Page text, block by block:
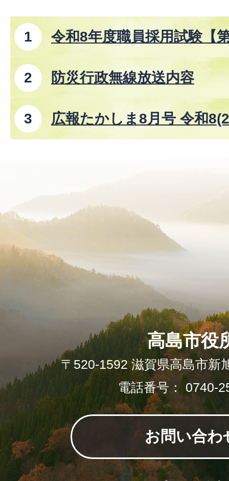
令和8年度職員採用試験【
防災行政無線放送内容
広報たかしま8月号 令和
高島市役
〒520-1592 滋賀県高島市新
電話番号： 0740-
お問い合わ